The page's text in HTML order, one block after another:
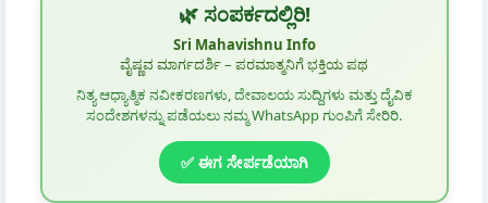
🌿 ಸಂಪರ್ಕದಲ್ಲಿರಿ!
Sri Mahavishnu Info
ವೈಷ್ಣವ ಮಾರ್ಗದರ್ಶಿ – ಪರಮಾತ್ಮನಿಗೆ ಭಕ್ತಿಯ ಪಥ
ನಿತ್ಯ ಆಧ್ಯಾತ್ಮಿಕ ನವೀಕರಣಗಳು, ದೇವಾಲಯ ಸುದ್ದಿಗಳು ಮತ್ತು ದೈವಿಕ
ಸಂದೇಶಗಳನ್ನು ಪಡೆಯಲು ನಮ್ಮ WhatsApp ಗುಂಪಿಗೆ ಸೇರಿರಿ.
✅ ಈಗ ಸೇರ್ಪಡೆಯಾಗಿ